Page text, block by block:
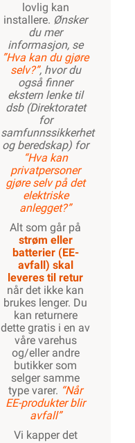
lovlig kan
installere. Ønsker
du mer
informasjon, se
”Hva kan du gjøre
selv?”, hvor du
også finner
ekstern lenke til
dsb (Direktoratet
for
samfunnssikkerhet
og beredskap) for
“Hva kan
privatpersoner
gjøre selv på det
elektriske
anlegget?”
Alt som går på
strøm eller
batterier (EE-
avfall) skal
leveres til retur
når det ikke kan
brukes lenger. Du
kan returnere
dette gratis i en av
våre varehus
og/eller andre
butikker som
selger samme
type varer. “Når
EE-produkter blir
avfall”
Vi kapper det